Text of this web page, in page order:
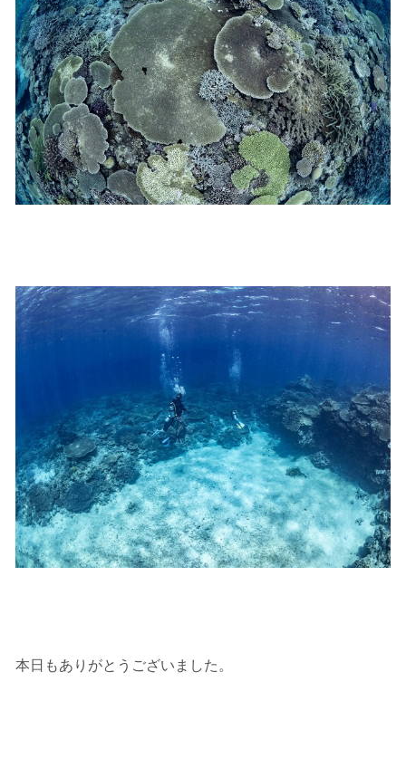
本日もありがとうございました。
危険の告知
ホエールスイムは、通常のスノーケリングやスキンダイビ
ングに伴う危険に加え、予測不能なクジラの行動や、クジ
ラとの接触によってトラブルが発生する可能性がありま
す。さらに、流れのある海上で、船上からエントリーやエ
キジットを行う際にもトラブルが生じる可能性がありま
す。そして、これらを要因として傷害や損害が発生する場
合があります。またホエールスイムでは、これら以外にも
開催主催者とガイド、船舶の保有者及び船長に対して損害
賠償を請求しません。
上記承諾ください。
閉じる